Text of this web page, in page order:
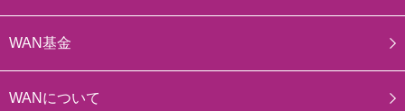
WAN基金
WANについて